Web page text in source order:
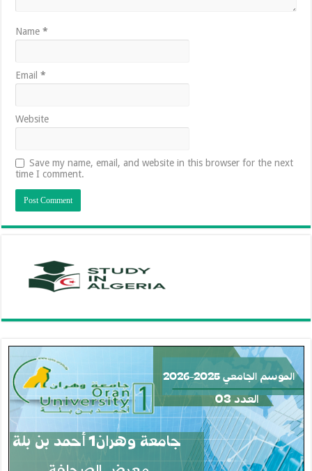
Name*
Email*
Website
Save my name, email, and website in this browser for the next
time I comment.